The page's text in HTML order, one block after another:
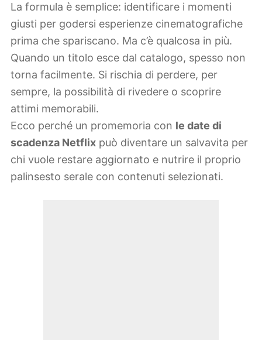
La formula è semplice: identificare i momenti
giusti per godersi esperienze cinematografiche
prima che spariscano. Ma c’è qualcosa in più.
Quando un titolo esce dal catalogo, spesso non
torna facilmente. Si rischia di perdere, per
sempre, la possibilità di rivedere o scoprire
attimi memorabili.
Ecco perché un promemoria con le date di
scadenza Netflix può diventare un salvavita per
chi vuole restare aggiornato e nutrire il proprio
palinsesto serale con contenuti selezionati.